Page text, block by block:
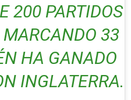
200 PARTIDOS
33
HA GANADO
INGLATERRA.